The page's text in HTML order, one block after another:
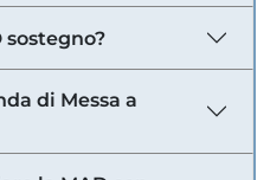
sostegno?
di Messa a